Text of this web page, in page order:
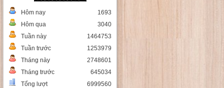
Hôm nay
1693
Hôm qua
3040
Tuần này
1464753
Tuần trước
1253979
Tháng này
2748601
Tháng trước
645034
Tổng lượt
6999560